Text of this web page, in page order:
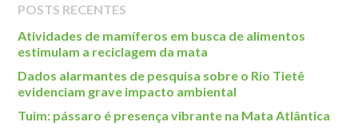
POSTS RECENTES
Atividades de mamíferos em busca de alimentos
estimulam a reciclagem da mata
Dados alarmantes de pesquisa sobre o Rio Tietê
evidenciam grave impacto ambiental
Tuim: pássaro é presença vibrante na Mata Atlântica